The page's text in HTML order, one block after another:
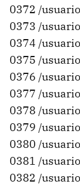
0372 /
0373 /
0374 /
0375 /
0376 /
0377 /
0378 /
0379 /
0380 /
0381 /
0382 /